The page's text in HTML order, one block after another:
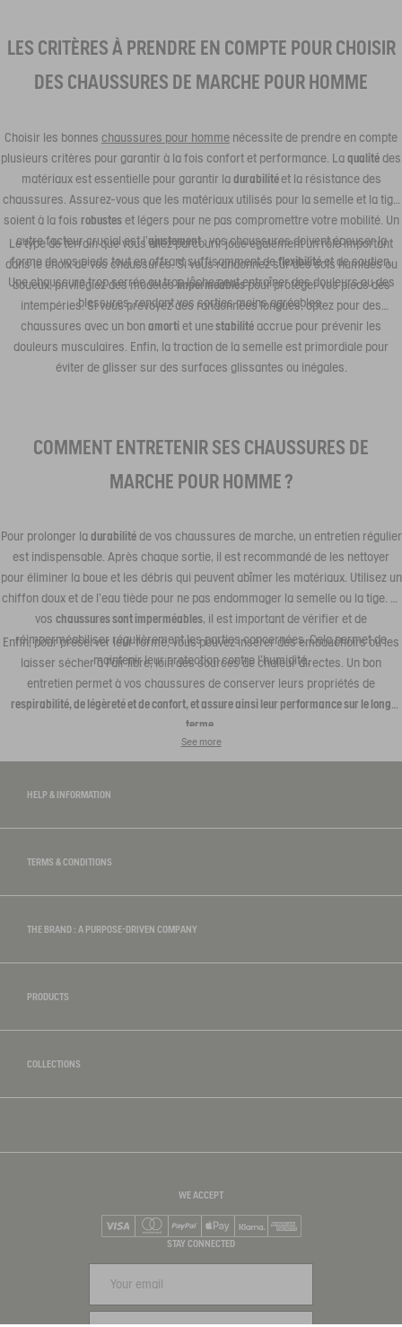
LES CRITÈRES À PRENDRE EN COMPTE POUR CHOISIR
DES CHAUSSURES DE MARCHE POUR HOMME
Choisir les bonnes chaussures pour homme nécessite de prendre en compte
plusieurs critères pour garantir à la fois confort et performance. La qualité des
matériaux est essentielle pour garantir la durabilitéet la résistance des
chaussures. Assurez-vous que les matériaux utilisés pour la semelle et la tige
soient à la fois robusteset légers pour ne pas compromettre votre mobilité. Un
autre facteur crucial est l'ajustement: vos chaussures doivent épouser la
forme de vos pieds tout en offrant suffisamment deflexibilitéet de soutien.
Une chaussure trop serrée ou trop lâche peut entraîner des douleurs ou des
blessures, rendant vos sorties moins agréables.
Le type de terrain que vous allez parcourir joue également un rôle important
dans le choix de vos chaussures. Si vous randonnez sur des sols humides ou
boueux, privilégiez des modèlesimperméablespour protéger vos pieds des
intempéries. Si vous prévoyez des randonnées longues, optez pour des
chaussures avec un bon amorti et unestabilité accrue pour prévenir les
douleurs musculaires. Enfin, la traction de la semelle est primordiale pour
éviter de glisser sur des surfaces glissantes ou inégales.
COMMENT ENTRETENIR SES CHAUSSURES DE
MARCHE POUR HOMME ?
Pour prolonger la durabilitéde vos chaussures de marche, un entretien régulier
est indispensable. Après chaque sortie, il est recommandé de les nettoyer
pour éliminer la boue et les débris qui peuvent abîmer les matériaux. Utilisez un
chiffon doux et de l'eau tiède pour ne pas endommager la semelle ou la tige. Si
vos chaussures sont imperméables, il est important de vérifier et de
réimperméabiliser régulièrement les parties concernées. Cela permet de
maintenir leur protection contre l'humidité.
Enfin, pour préserver leur forme, vous pouvez insérer des embauchoirs ou les
laisser sécher à l'air libre, loin des sources de chaleur directes. Un bon
entretien permet à vos chaussures de conserver leurs propriétés de
respirabilité, de légèreté et de confort, et assure ainsi leur performance sur le long
terme
See more
HELP & INFORMATION
TERMS & CONDITIONS
THE BRAND : A PURPOSE-DRIVEN COMPANY
PRODUCTS
COLLECTIONS
WE ACCEPT
Mastercard
PayPalApple Pay
STAY CONNECTED